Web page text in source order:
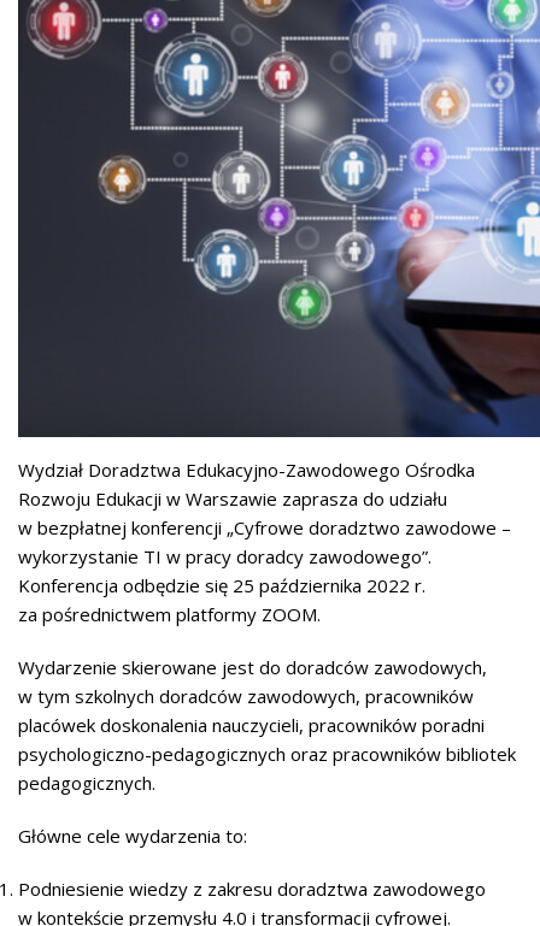
Wydział Doradztwa Edukacyjno-Zawodowego Ośrodka
Rozwoju Edukacji w Warszawie zaprasza do udziału
w bezpłatnej konferencji „Cyfrowe doradztwo zawodowe –
wykorzystanie TI w pracy doradcy zawodowego”.
Konferencja odbędzie się 25 października 2022 r.
za pośrednictwem platformy ZOOM.
Wydarzenie skierowane jest do doradców zawodowych,
w tym szkolnych doradców zawodowych, pracowników
placówek doskonalenia nauczycieli, pracowników poradni
psychologiczno-pedagogicznych oraz pracowników bibliotek
pedagogicznych.
Główne cele wydarzenia to:
Podniesienie wiedzy z zakresu doradztwa zawodowego
w kontekście przemysłu 4.0 i transformacji cyfrowej.